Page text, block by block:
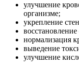
улучшение
организме;
укрепление
нормализация
выведение
улучшение